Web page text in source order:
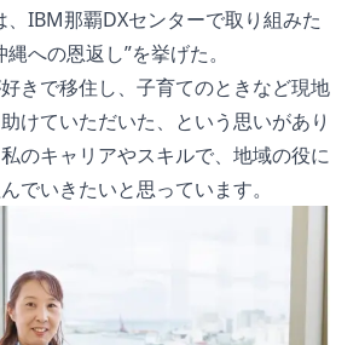
IBM那覇DXセンターで取り組みた
への恩返し”を挙げた。
きで移住し、子育てのときなど現地
けていただいた、という思いがあり
のキャリアやスキルで、地域の役に
でいきたいと思っています。